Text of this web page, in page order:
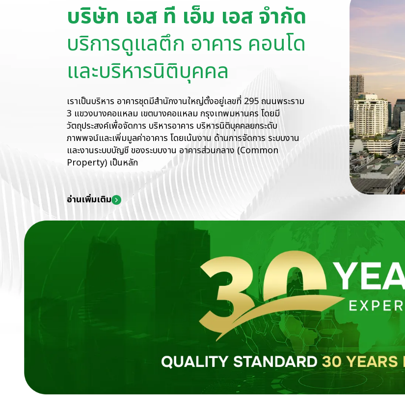
บริษัท เอส ที เอ็ม เอส จำกัด
บริการดูแลตึก อาคาร คอนโด
เราเป็นบริหาร อาคารชุดมีสำนักงานใหญ่ตั้งอยู่เลขที่ 295 ถนนพระราม
3 แขวงบางคอแหลม เขตบางคอแหลม กรุงเทพมหานคร โดยมี
วัตถุประสงค์เพื่อจัดการ บริหารอาคาร บริหารนิติบุคคลยกระดับ
ภาพพจน์และเพิ่มมูลค่าอาคาร โดยเน้นงาน ด้านการจัดการ ระบบงาน
และงานระบบบัญชี ของระบบงาน อาคารส่วนกลาง (Common
อ่านเพิ่มเติม